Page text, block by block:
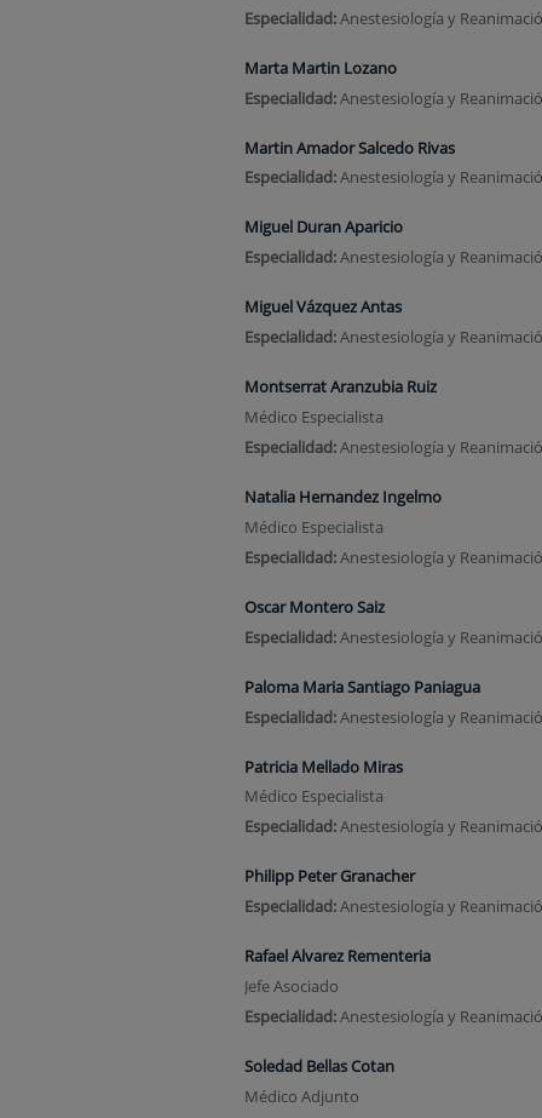
Especialidad:Anestesiología y
Marta Martin Lozano
Especialidad:Anestesiología y
Martin Amador Salcedo Rivas
Especialidad:Anestesiología y
Miguel Duran Aparicio
Especialidad:Anestesiología y
Miguel Vázquez Antas
Especialidad:Anestesiología y
Montserrat Aranzubia Ruiz
Médico Especialista
Especialidad:Anestesiología y
Natalia Hernandez Ingelmo
Médico Especialista
Especialidad:Anestesiología y
Oscar Montero Saiz
Especialidad:Anestesiología y
Paloma Maria Santiago Paniagua
Especialidad:Anestesiología y
Patricia Mellado Miras
Médico Especialista
Especialidad:Anestesiología y
Philipp Peter Granacher
Especialidad:Anestesiología y
Rafael Alvarez Rementeria
Jefe Asociado
Especialidad:Anestesiología y
Soledad Bellas Cotan
Médico Adjunto